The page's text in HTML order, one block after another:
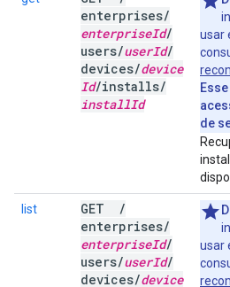
enterprises/
enterpriseId/
users/userId/
devices/device
Id/installs/
installId
usar
de
list GET
/
enterprises/
enterpriseId/
users/userId/
devices/device
usar